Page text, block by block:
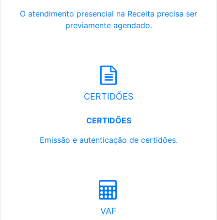
O atendimento presencial na Receita precisa ser
previamente agendado.
CERTIDÕES
CERTIDÕES
Emissão e autenticação de certidões.
VAF